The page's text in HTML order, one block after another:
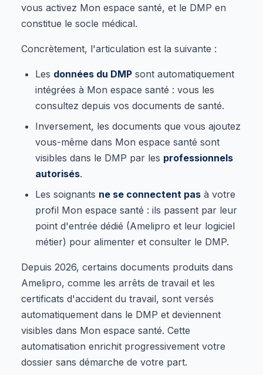
vous activez Mon espace santé, et le DMP en
constitue le socle médical.
Concrètement, l'articulation est la suivante :
Les données du DMP sont automatiquement
intégrées à Mon espace santé : vous les
consultez depuis vos documents de santé.
Inversement, les documents que vous ajoutez
vous-même dans Mon espace santé sont
visibles dans le DMP par les professionnels
autorisés.
Les soignants ne se connectent pas à votre
profil Mon espace santé : ils passent par leur
point d'entrée dédié (Amelipro et leur logiciel
métier) pour alimenter et consulter le DMP.
Depuis 2026, certains documents produits dans
Amelipro, comme les arrêts de travail et les
certificats d'accident du travail, sont versés
automatiquement dans le DMP et deviennent
visibles dans Mon espace santé. Cette
automatisation enrichit progressivement votre
dossier sans démarche de votre part.